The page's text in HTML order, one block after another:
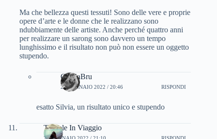
Ma che bellezza questi tessuti! Sono delle vere e proprie
opere d’arte e le donne che le realizzano sono
ndubbiamente delle artiste. Anche perché quattro anni
per realizzare un sarong sono davvero un tempo
lunghissimo e il risultato non può non essere un oggetto
stupendo.
CinziaBru
25 GENNAIO 2022 / 20:46 RISPONDI
esatto Silvia, un risultato unico e stupendo
Trottole In Viaggio